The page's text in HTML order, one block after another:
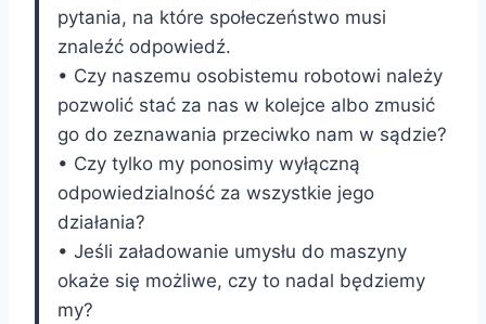
pytania, na które społeczeństwo musi
znaleźć odpowiedź.
• Czy naszemu osobistemu robotowi należy
pozwolić stać za nas w kolejce albo zmusić
go do zeznawania przeciwko nam w sądzie?
• Czy tylko my ponosimy wyłączną
odpowiedzialność za wszystkie jego
działania?
• Jeśli załadowanie umysłu do maszyny
okaże się możliwe, czy to nadal będziemy
my?